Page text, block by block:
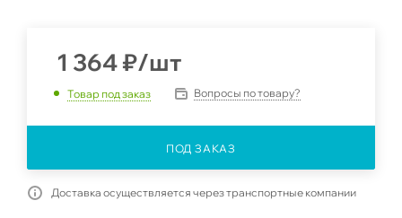
1 364₽/шт
Товар под заказ Вопросы по товару?
ПОД ЗАКАЗ
Доставка осуществляется через транспортные компании